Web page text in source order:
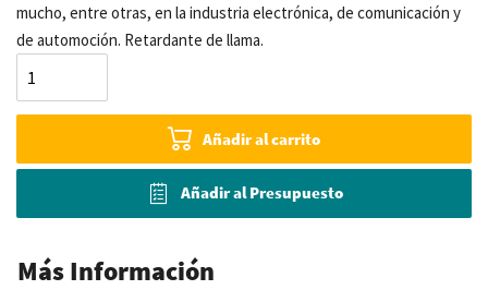
mucho, entre otras, en la industria electrónica, de comunicación y
de automoción. Retardante de llama.
Añadir al carrito
Añadir al Presupuesto
Más Información